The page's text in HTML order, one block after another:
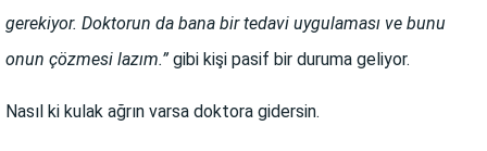
gerekiyor. Doktorun da bana bir tedavi uygulaması ve bunu
onun çözmesi lazım.” gibi kişi pasif bir duruma geliyor.
Nasıl ki kulak ağrın varsa doktora gidersin.